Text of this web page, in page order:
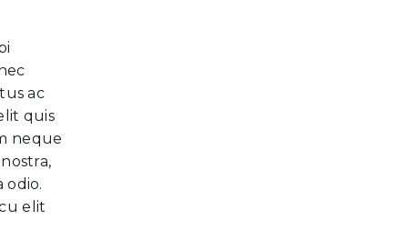
ac
quis
neque
odio.
elit